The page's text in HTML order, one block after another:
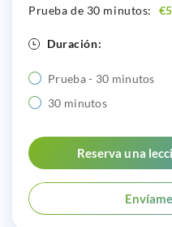
Prueba de 30 minutos:
Duración:
Prueba - 30 minutos
30 minutos